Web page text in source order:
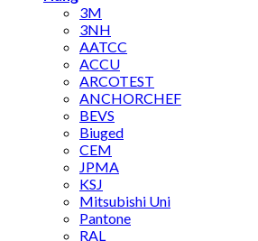
3M
3NH
AATCC
ACCU
ARCOTEST
ANCHORCHEF
BEVS
Biuged
CEM
JPMA
KSJ
Mitsubishi Uni
Pantone
RAL